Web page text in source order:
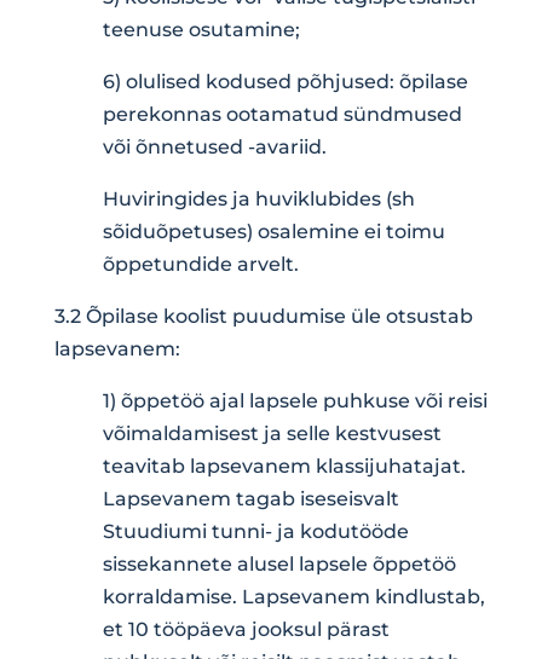
teenuse osutamine;
6) olulised kodused põhjused: õpilase
perekonnas ootamatud sündmused
või õnnetused -avariid.
Huviringides ja huviklubides (sh
sõiduõpetuses) osalemine ei toimu
õppetundide arvelt.
3.2 Õpilase koolist puudumise üle otsustab
lapsevanem:
1) õppetöö ajal lapsele puhkuse või reisi
võimaldamisest ja selle kestvusest
teavitab lapsevanem klassijuhatajat.
Lapsevanem tagab iseseisvalt
Stuudiumi tunni- ja kodutööde
sissekannete alusel lapsele õppetöö
korraldamise. Lapsevanem kindlustab,
et 10 tööpäeva jooksul pärast